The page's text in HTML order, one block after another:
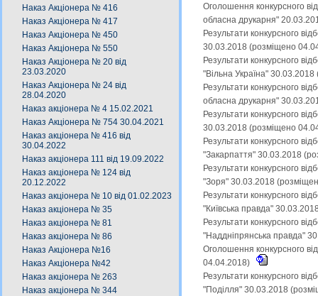
Наказ Акціонера № 416
Наказ Акціонера № 417
Наказ Акціонера № 450
Наказ Акціонера № 550
Наказ Акціонера № 20 від
23.03.2020
Наказ Акціонера № 24 від
28.04.2020
Наказ акціонера № 4 15.02.2021
Наказ Акціонера № 754 30.04.2021
Наказ акціонера № 416 від
30.04.2022
Наказ акціонера 111 від 19.09.2022
Наказ акціонера № 124 від
20.12.2022
Наказ акціонера № 10 від 01.02.2023
Наказ акціонера № 35
Наказ акціонера № 81
Наказ акціонера № 86
Наказ Акціонера №16
Наказ Акціонера №42
Наказ акціонера № 263
Наказ акціонера № 344
Оголошення конкурсного
обласна друкарня"
Результати конкурсного
30.03.2018 (розміщено
Результати конкурсного
"Вільна Україна"
Результати конкурсного
обласна друкарня"
Результати конкурсного
30.03.2018 (розміщено
Результати конкурсного
"Закарпаття" 30.03.2018
Результати конкурсного
"Зоря" 30.03.2018
Результати конкурсного
"Київська правда"
Результати конкурсного
"Наддніпрянська правда"
Оголошення конкурсного
04.04.2018)
Результати конкурсного
"Поділля" 30.03.2018